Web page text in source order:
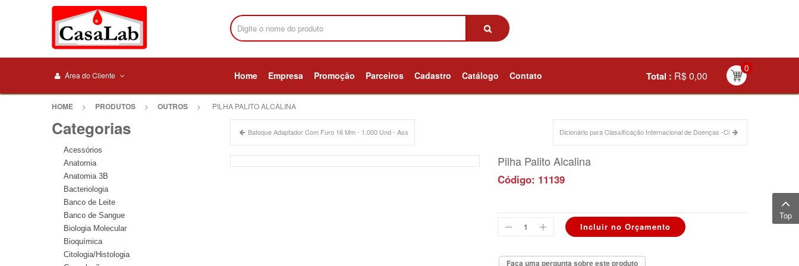
Área do Cliente Home Empresa Promoção Parceiros Cadastro Catálogo Contato
0
Total : R$ 0,00
HOME > PRODUTOS > OUTROS > PILHA PALITO ALCALINA
Batoque Adaptador Com Furo 16 Mm - 1.000 Und - Ass Dicionário para Classificação Internacional de Doenças -Ci
Pilha Palito Alcalina
Código: 11139
Faça uma pergunta sobre este produto
Categorias
Acessórios
Anatomia
Anatomia 3B
Bacteriologia
Banco de Leite
Banco de Sangue
Biologia Molecular
Bioquímica
Citologia/Histologia
Top